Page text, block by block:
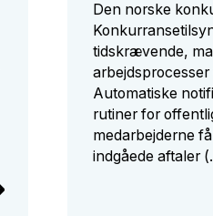
Den norske
tidskrævende,
Automatiske
rutiner for
medarbejderne
indgåede aftaler